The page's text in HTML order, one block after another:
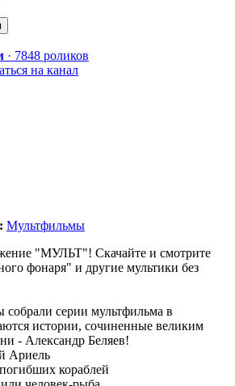
· 7848 роликов
на канал
Мультфильмы
"МУЛЬТ"! Скачайте и смотрите
фонаря" и другие мультики без
серии мультфильма в
истории, сочиненные великим
- Александр Беляев!
Ариель
кораблей